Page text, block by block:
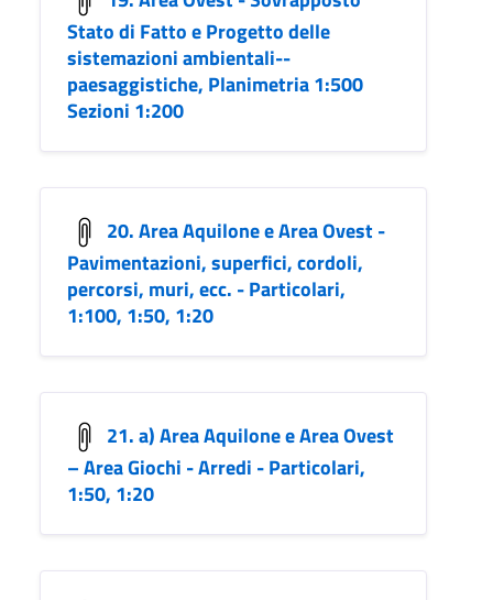
Stato di Fatto e Progetto delle
sistemazioni ambientali--
paesaggistiche, Planimetria 1:500
Sezioni 1:200
20. Area Aquilone e Area Ovest -
Pavimentazioni, superfici, cordoli,
percorsi, muri, ecc. - Particolari,
1:100, 1:50, 1:20
21. a) Area Aquilone e Area Ovest
– Area Giochi - Arredi - Particolari,
1:50, 1:20